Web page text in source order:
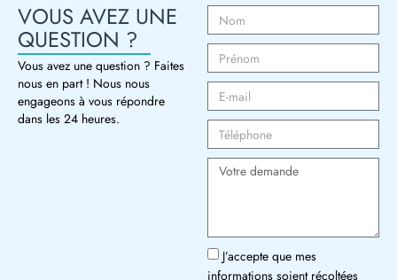
VOUS AVEZ UNE
QUESTION ?
Vous avez une question ? Faites
nous en part ! Nous nous
engageons à vous répondre
dans les 24 heures.
J’accepte que mes
informations soient récoltées